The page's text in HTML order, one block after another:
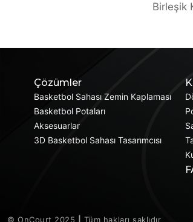
Birleşik
Çözümler
Basketbol Sahası Zemin Kaplaması
Basketbol Potaları
Aksesuarlar
3D Basketbol Sahası Tasarımcısı
© OnCourt 2025 Tüm hakları saklıdır